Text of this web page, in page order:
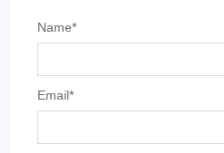
Name*
Email*